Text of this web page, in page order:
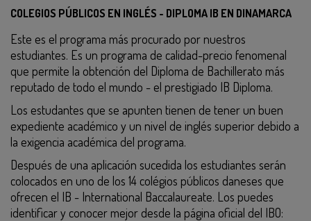
COLEGIOS PÚBLICOS EN INGLÉS - DIPLOMA IB EN DINAMARCA
Este es el programa más procurado por nuestros
estudiantes. Es un programa de calidad-precio fenomenal
que permite la obtención del Diploma de Bachillerato más
reputado de todo el mundo - el prestigiado IB Diploma.
Los estudantes que se apunten tienen de tener un buen
expediente académico y un nivel de inglés superior debido a
la exigencia académica del programa.
Después de una aplicación sucedida los estudiantes serán
colocados en uno de los 14 colégios públicos daneses que
ofrecen el IB - International Baccalaureate. Los puedes
identificar y conocer mejor desde la página oficial del IBO: